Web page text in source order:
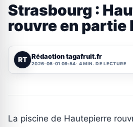
Strasbourg :
rouvre en partie
RT Rédaction tagafruit.fr
2026-06-01 09:54 4 MIN. DE LECTURE
La piscine de Hautepierre